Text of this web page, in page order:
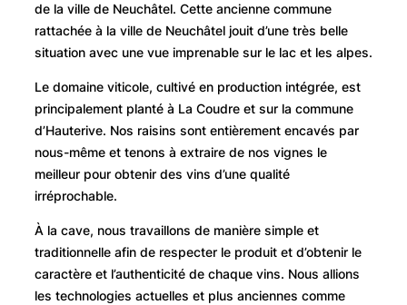
de la ville de Neuchâtel. Cette ancienne commune
rattachée à la ville de Neuchâtel jouit d’une très belle
situation avec une vue imprenable sur le lac et les alpes.
Le domaine viticole, cultivé en production intégrée, est
principalement planté à La Coudre et sur la commune
d’Hauterive. Nos raisins sont entièrement encavés par
nous-même et tenons à extraire de nos vignes le
meilleur pour obtenir des vins d’une qualité
irréprochable.
À la cave, nous travaillons de manière simple et
traditionnelle afin de respecter le produit et d’obtenir le
caractère et l’authenticité de chaque vins. Nous allions
les technologies actuelles et plus anciennes comme